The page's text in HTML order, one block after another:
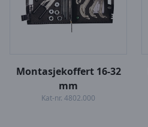
Montasjekoffert 16-32
mm
Kat-nr. 4802.000